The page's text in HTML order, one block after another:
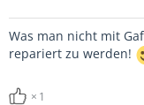
Was man nicht mit
repariert zu werden!
1